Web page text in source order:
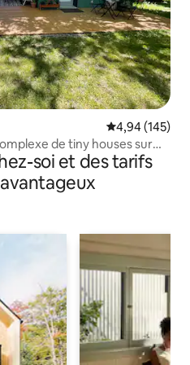
Évaluation
4,94 (145)
de tiny houses sur
soi et des tarifs